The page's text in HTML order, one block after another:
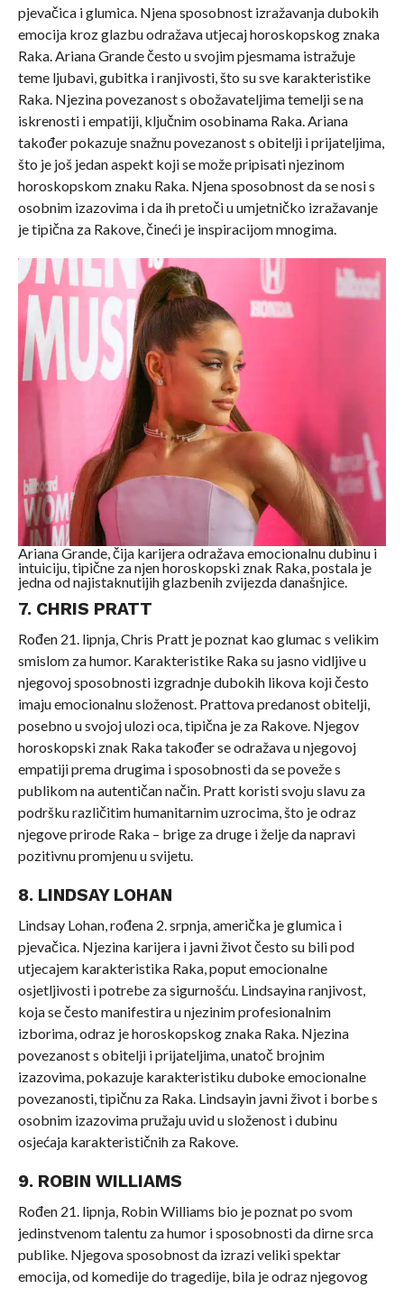
pjevačica i glumica. Njena sposobnost izražavanja dubokih
emocija kroz glazbu odražava utjecaj horoskopskog znaka
Raka. Ariana Grande često u svojim pjesmama istražuje
teme ljubavi, gubitka i ranjivosti, što su sve karakteristike
Raka. Njezina povezanost s obožavateljima temelji se na
iskrenosti i empatiji, ključnim osobinama Raka. Ariana
također pokazuje snažnu povezanost s obitelji i prijateljima,
što je još jedan aspekt koji se može pripisati njezinom
horoskopskom znaku Raka. Njena sposobnost da se nosi s
osobnim izazovima i da ih pretoči u umjetničko izražavanje
je tipična za Rakove, čineći je inspiracijom mnogima.
Ariana Grande, čija karijera odražava emocionalnu dubinu i
intuiciju, tipične za njen horoskopski znak Raka, postala je
jedna od najistaknutijih glazbenih zvijezda današnjice.
7. CHRIS PRATT
Rođen 21. lipnja, Chris Pratt je poznat kao glumac s velikim
smislom za humor. Karakteristike Raka su jasno vidljive u
njegovoj sposobnosti izgradnje dubokih likova koji često
imaju emocionalnu složenost. Prattova predanost obitelji,
posebno u svojoj ulozi oca, tipična je za Rakove. Njegov
horoskopski znak Raka također se odražava u njegovoj
empatiji prema drugima i sposobnosti da se poveže s
publikom na autentičan način. Pratt koristi svoju slavu za
podršku različitim humanitarnim uzrocima, što je odraz
njegove prirode Raka – brige za druge i želje da napravi
pozitivnu promjenu u svijetu.
8. LINDSAY LOHAN
Lindsay Lohan, rođena 2. srpnja, američka je glumica i
pjevačica. Njezina karijera i javni život često su bili pod
utjecajem karakteristika Raka, poput emocionalne
osjetljivosti i potrebe za sigurnošću. Lindsayina ranjivost,
koja se često manifestira u njezinim profesionalnim
izborima, odraz je horoskopskog znaka Raka. Njezina
povezanost s obitelji i prijateljima, unatoč brojnim
izazovima, pokazuje karakteristiku duboke emocionalne
povezanosti, tipičnu za Raka. Lindsayin javni život i borbe s
osobnim izazovima pružaju uvid u složenost i dubinu
osjećaja karakterističnih za Rakove.
9. ROBIN WILLIAMS
Rođen 21. lipnja, Robin Williams bio je poznat po svom
jedinstvenom talentu za humor i sposobnosti da dirne srca
publike. Njegova sposobnost da izrazi veliki spektar
emocija, od komedije do tragedije, bila je odraz njegovog